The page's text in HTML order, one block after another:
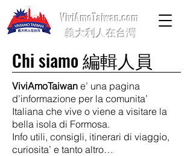
ViviAmoTaiwan.com
義大利人在台灣
Chi siamo 編輯人員
ViviAmoTaiwan e’ una pagina
d’informazione per la comunita’
Italiana che vive o viene a visitare la
bella isola di Formosa.
Info utili, consigli, itinerari di viaggio,
curiosita’ e tanto altro…